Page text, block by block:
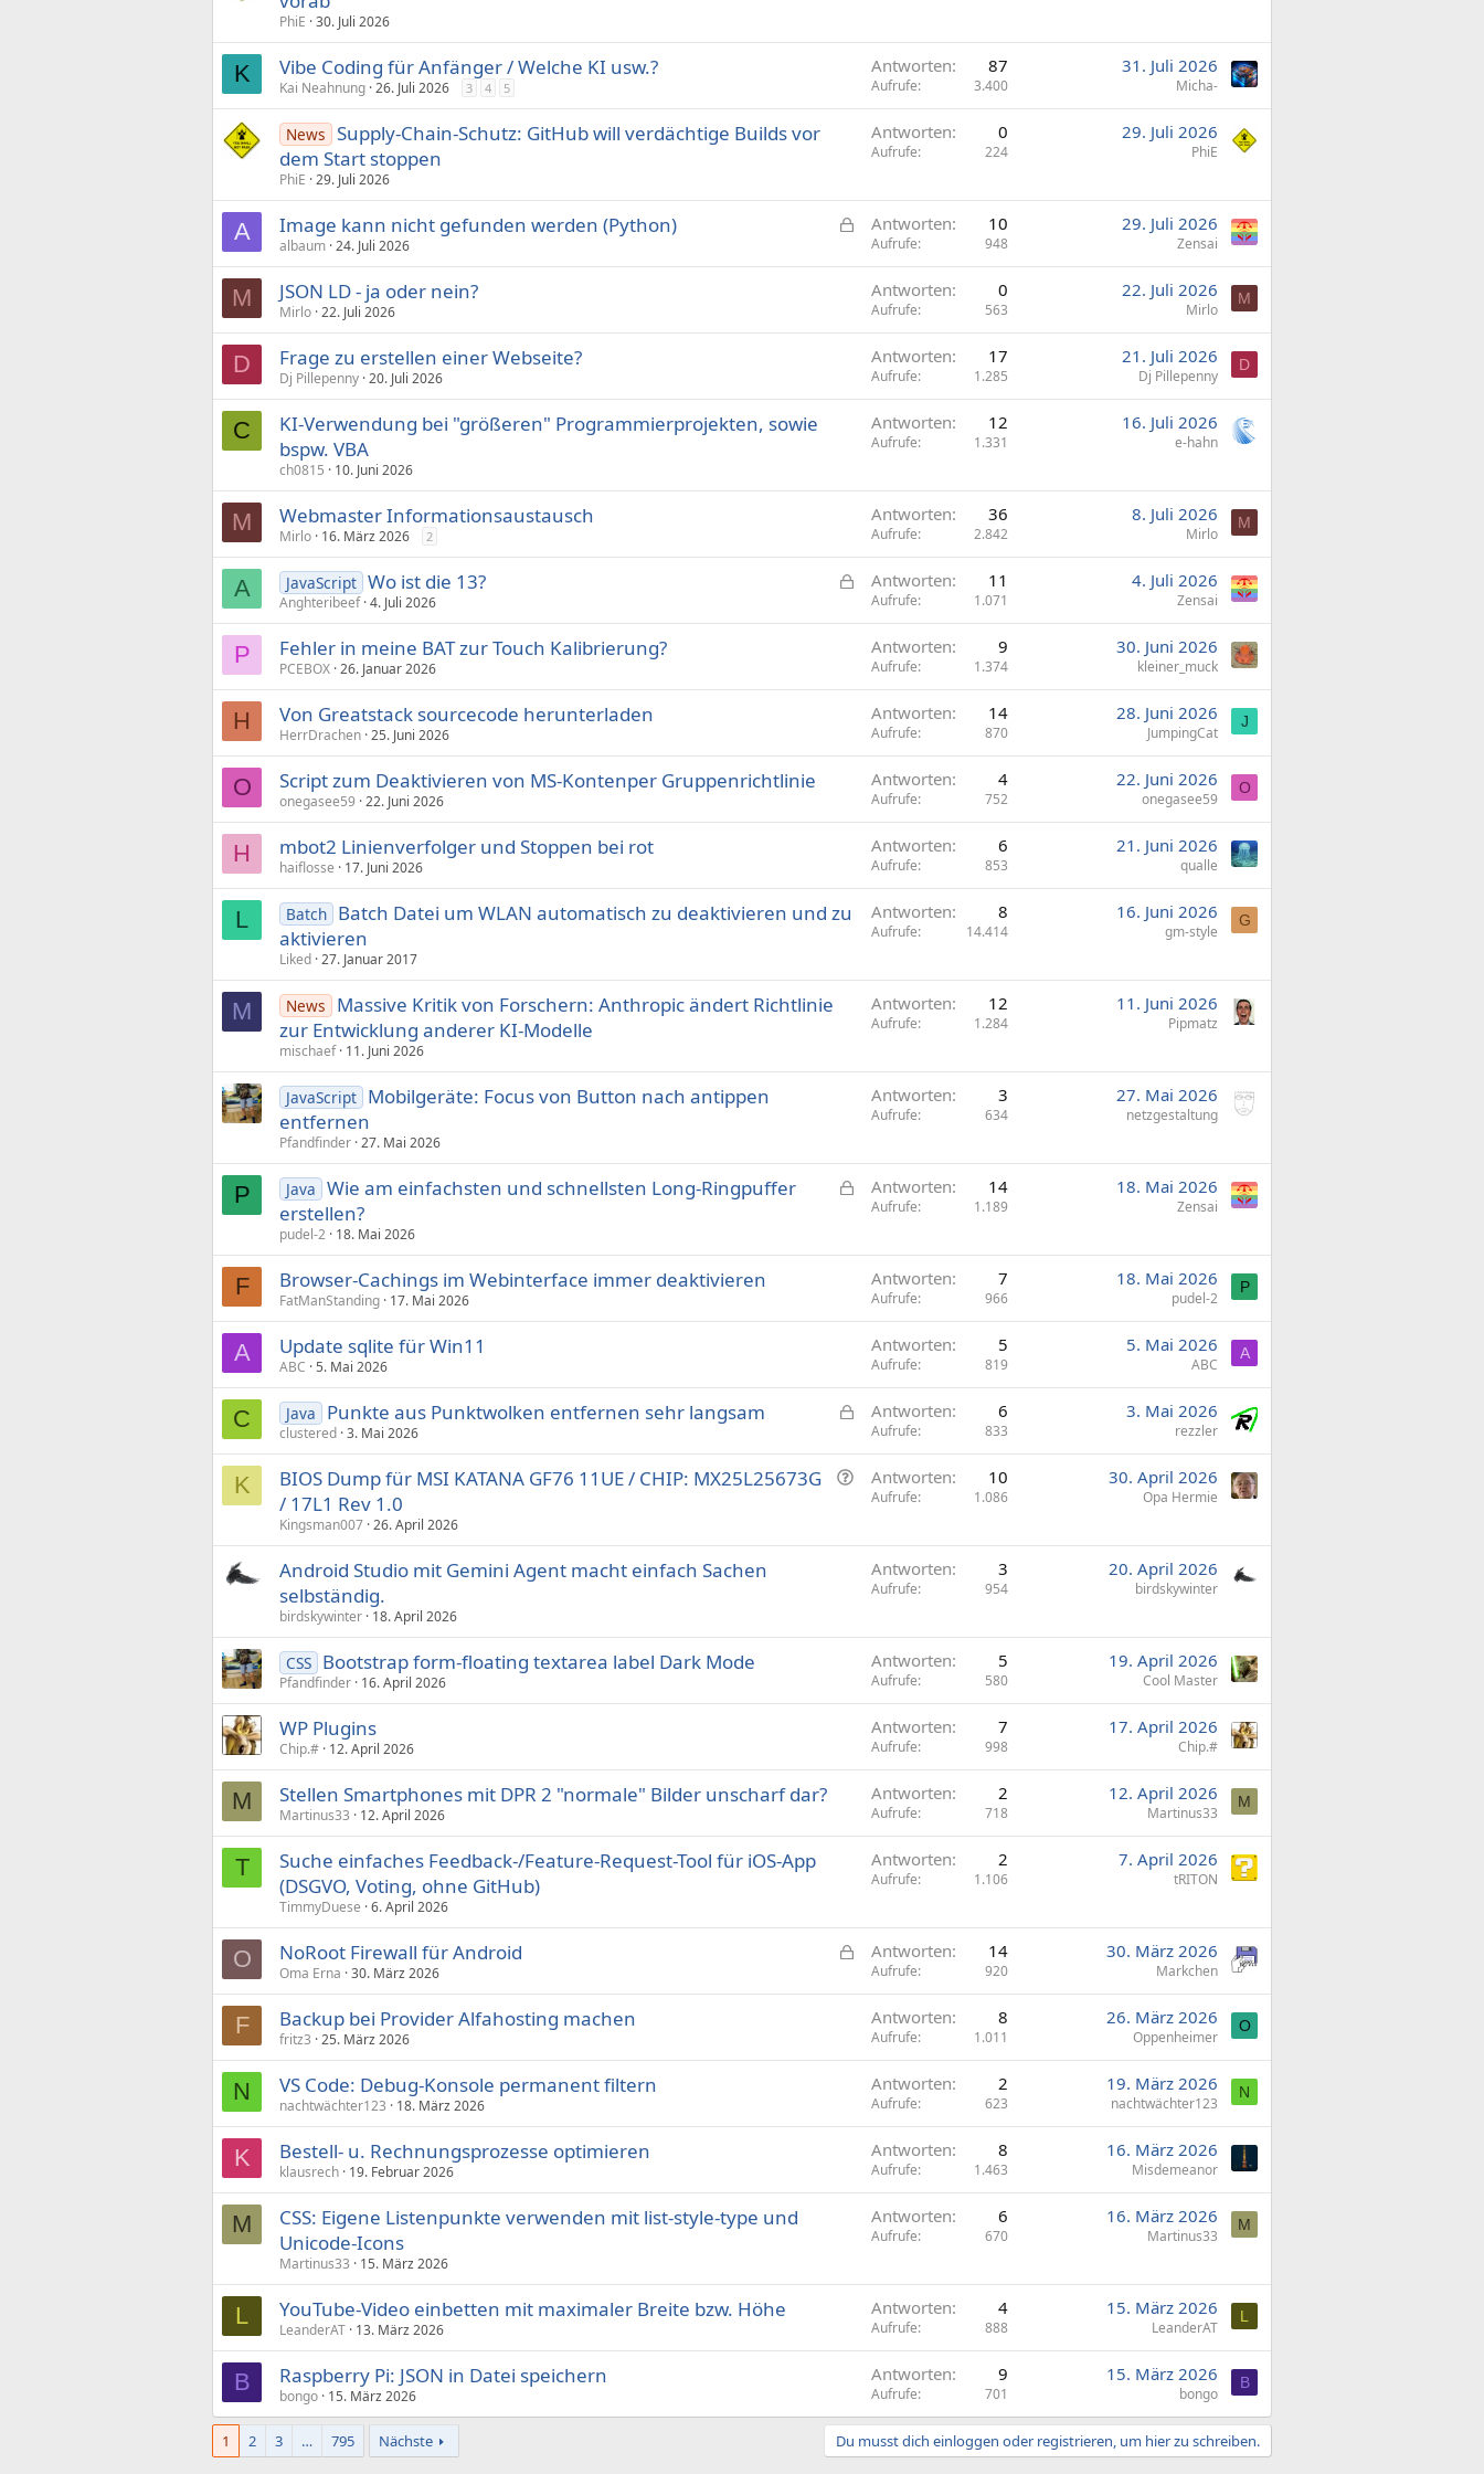
PhiE 30. Juli 2026
K Vibe Coding für Anfänger / Welche KI usw.?
Kai Neahnung 26. Juli 2026 3 4 5
Antworten 87
Aufrufe 3.400
31. Juli 2026
Micha-
News Supply-Chain-Schutz: GitHub will verdächtige Builds vor
dem Start stoppen
PhiE 29. Juli 2026
Antworten 0
Aufrufe 224
29. Juli 2026
PhiE
A
G
s
r
Image kann nicht gefunden werden (Python)
albaum 24. Juli 2026
Antworten 10
Aufrufe 948
29. Juli 2026
Zensai
M JSON LD - ja oder nein?
Mirlo 22. Juli 2026
Antworten 0
Aufrufe 563
22. Juli 2026
Mirlo
M
D Frage zu erstellen einer Webseite?
Dj Pillepenny 20. Juli 2026
Antworten 17
Aufrufe 1.285
21. Juli 2026
Dj Pillepenny
D
C
KI-Verwendung bei "größeren" Programmierprojekten, sowie
bspw. VBA
ch0815 10. Juni 2026
Antworten 12
Aufrufe 1.331
16. Juli 2026
e-hahn
M Webmaster Informationsaustausch
Mirlo 16. März 2026 2
Antworten 36
Aufrufe 2.842
8. Juli 2026
Mirlo
M
A
G
s
r
JavaScript Wo ist die 13?
Anghteribeef 4. Juli 2026
Antworten 11
Aufrufe 1.071
4. Juli 2026
Zensai
P Fehler in meine BAT zur Touch Kalibrierung?
PCEBOX 26. Januar 2026
Antworten 9
Aufrufe 1.374
30. Juni 2026
kleiner_muck
H Von Greatstack sourcecode herunterladen
HerrDrachen 25. Juni 2026
Antworten 14
Aufrufe 870
28. Juni 2026
JumpingCat
J
O Script zum Deaktivieren von MS-Kontenper Gruppenrichtlinie
onegasee59 22. Juni 2026
Antworten 4
Aufrufe 752
22. Juni 2026
onegasee59
O
H mbot2 Linienverfolger und Stoppen bei rot
haiflosse 17. Juni 2026
Antworten 6
Aufrufe 853
21. Juni 2026
qualle
L Batch Batch Datei um WLAN automatisch zu deaktivieren und zu
aktivieren
Liked 27. Januar 2017
Antworten 8
Aufrufe 14.414
16. Juni 2026
gm-style
G
M News
Massive Kritik von Forschern: Anthropic ändert Richtlinie
zur Entwicklung anderer KI-Modelle
mischaef 11. Juni 2026
Antworten 12
Aufrufe 1.284
11. Juni 2026
Pipmatz
JavaScript Mobilgeräte: Focus von Button nach antippen
entfernen
Pfandfinder 27. Mai 2026
Antworten 3
Aufrufe 634
27. Mai 2026
netzgestaltung
P
G
p
r
Java Wie am einfachsten und schnellsten Long-Ringpuffer
erstellen?
pudel-2 18. Mai 2026
Antworten 14
Aufrufe 1.189
18. Mai 2026
Zensai
F Browser-Cachings im Webinterface immer deaktivieren
FatManStanding 17. Mai 2026
Antworten 7
Aufrufe 966
18. Mai 2026
pudel-2
P
A Update sqlite für Win11
ABC 5. Mai 2026
Antworten 5
Aufrufe 819
5. Mai 2026
ABC
A
C
G
s
p
r
Java Punkte aus Punktwolken entfernen sehr langsam
clustered 3. Mai 2026
Antworten 6
Aufrufe 833
3. Mai 2026
rezzler
K
F
g
BIOS Dump für MSI KATANA GF76 11UE / CHIP: MX25L25673G
/ 17L1 Rev 1.0
Kingsman007 26. April 2026
Antworten 10
Aufrufe 1.086
30. April 2026
Opa Hermie
Android Studio mit Gemini Agent macht einfach Sachen
selbständig.
birdskywinter 18. April 2026
Antworten 3
Aufrufe 954
20. April 2026
birdskywinter
CSS Bootstrap form-floating textarea label Dark Mode
Pfandfinder 16. April 2026
Antworten 5
Aufrufe 580
19. April 2026
Cool Master
WP Plugins
Chip.# 12. April 2026
Antworten 7
Aufrufe 998
17. April 2026
Chip.#
M Stellen Smartphones mit DPR 2 "normale" Bilder unscharf dar?
Martinus33 12. April 2026
Antworten 2
Aufrufe 718
12. April 2026
Martinus33
M
T
Suche einfaches Feedback-/Feature-Request-Tool für iOS-App
(DSGVO, Voting, ohne GitHub)
TimmyDuese 6. April 2026
Antworten 2
Aufrufe 1.106
7. April 2026
tRITON
O
G
s
r
NoRoot Firewall für Android
Oma Erna 30. März 2026
Antworten 14
Aufrufe 920
30. März 2026
Markchen
F Backup bei Provider Alfahosting machen
fritz3 25. März 2026
Antworten 8
Aufrufe 1.011
26. März 2026
Oppenheimer
O
N VS Code: Debug-Konsole permanent filtern
nachtwächter123 18. März 2026
Antworten 2
Aufrufe 623
19. März 2026
nachtwächter123
N
K Bestell- u. Rechnungsprozesse optimieren
klausrech 19. Februar 2026
Antworten 8
Aufrufe 1.463
16. März 2026
Misdemeanor
M
CSS: Eigene Listenpunkte verwenden mit list-style-type und
Unicode-Icons
Martinus33 15. März 2026
Antworten 6
Aufrufe 670
16. März 2026
Martinus33
M
L YouTube-Video einbetten mit maximaler Breite bzw. Höhe
LeanderAT 13. März 2026
Antworten 4
Aufrufe 888
15. März 2026
LeanderAT
L
B Raspberry Pi: JSON in Datei speichern
bongo 15. März 2026
Antworten 9
Aufrufe 701
15. März 2026
bongo
B
1 2 3 … 795 Nächste Du musst dich einloggen oder registrieren, um hier zu schreiben.